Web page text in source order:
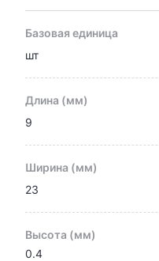
Базовая единица
шт
Длина (мм)
9
Ширина (мм)
23
Высота (мм)
0.4